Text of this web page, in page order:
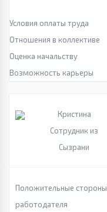
Условия оплаты труда
Отношения в коллективе
Оценка начальству
Возможность карьеры
Кристина
Сотрудник из
Сызрани
Положительные стороны
работодателя